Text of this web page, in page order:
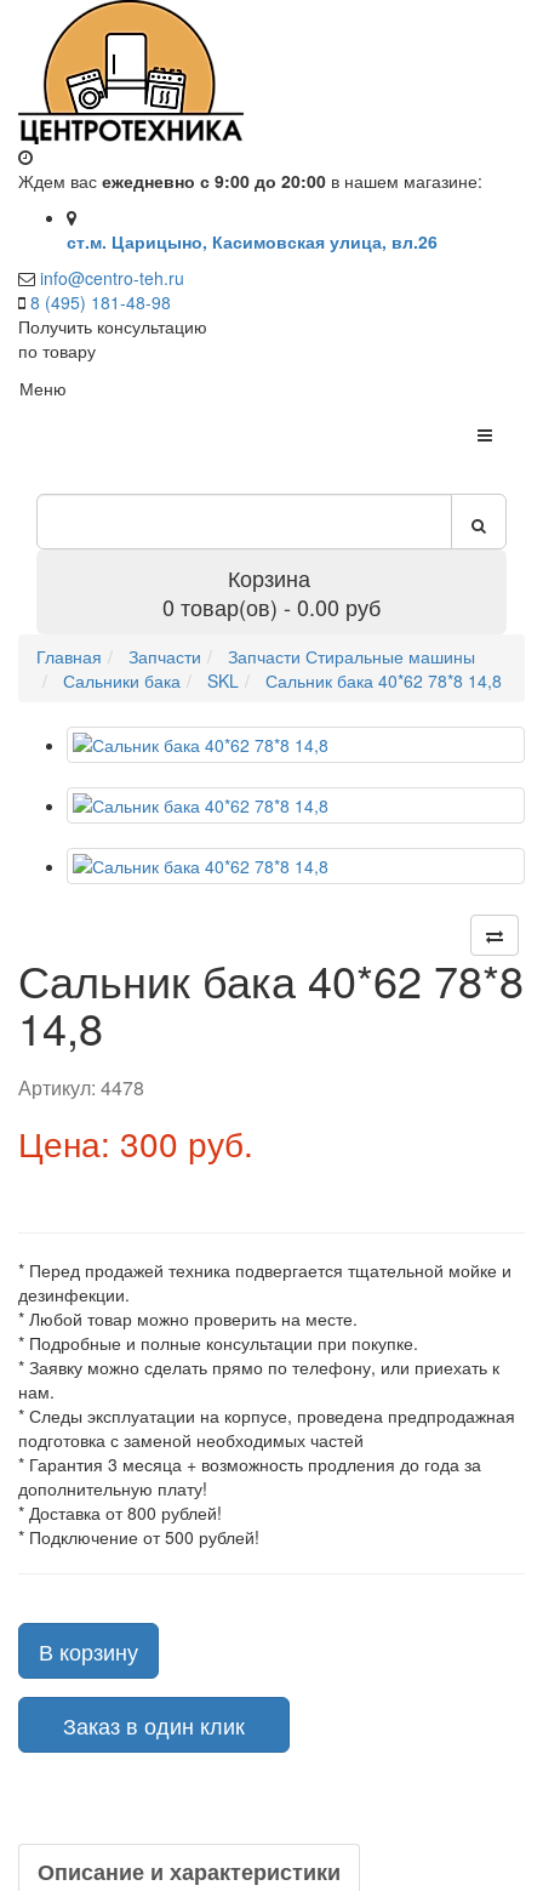
Ждем вас ежедневно с 9:00 до 20:00 в нашем магазине:
ст.м. Царицыно, Касимовская улица, вл.26
info@centro-teh.ru
8 (495) 181-48-98
Получить консультацию
по товару
Меню
Корзина
0 товар(ов) - 0.00 руб
Главная Запчасти
Запчасти Стиральные машины
Сальники бака
SKL Сальник бака 40*62 78*8 14,8
Сальник бака 40*62 78*8
14,8
Артикул: 4478
Цена: 300 руб.
* Перед продажей техника подвергается тщательной мойке и
дезинфекции.
* Любой товар можно проверить на месте.
* Подробные и полные консультации при покупке.
* Заявку можно сделать прямо по телефону, или приехать к
нам.
* Следы эксплуатации на корпусе, проведена предпродажная
подготовка с заменой необходимых частей
* Гарантия 3 месяца + возможность продления до года за
дополнительную плату!
* Доставка от 800 рублей!
* Подключение от 500 рублей!
В корзину
Заказ в один клик
Описание и характеристики